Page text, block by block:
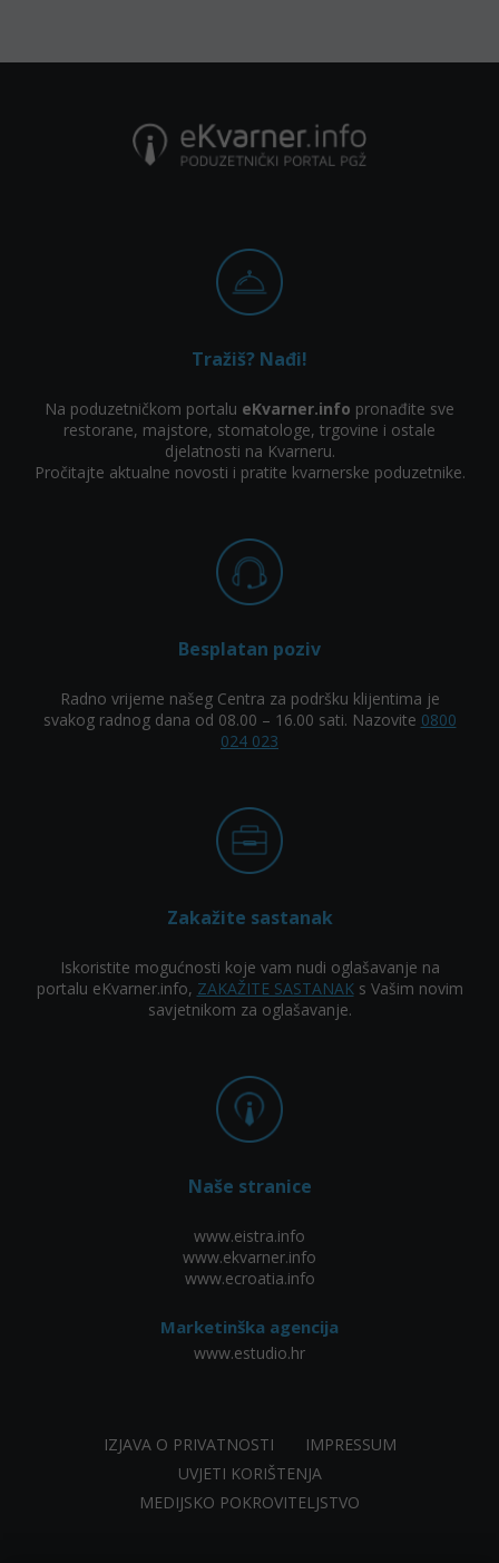
Tražiš? Nađi!
Na poduzetničkom portalu eKvarner.info pronađite sve
restorane, majstore, stomatologe, trgovine i ostale
djelatnosti na Kvarneru.
Pročitajte aktualne novosti i pratite kvarnerske poduzetnike.
Besplatan poziv
Radno vrijeme našeg Centra za podršku klijentima je
svakog radnog dana od 08.00 – 16.00 sati. Nazovite 0800
024 023
Zakažite sastanak
Iskoristite mogućnosti koje vam nudi oglašavanje na
portalu eKvarner.info, ZAKAŽITE SASTANAKs Vašim novim
savjetnikom za oglašavanje.
Naše stranice
www.eistra.info
www.ekvarner.info
www.ecroatia.info
Marketinška agencija
www.estudio.hr
IZJAVA O PRIVATNOSTI
IMPRESSUM
UVJETI KORIŠTENJA
MEDIJSKO POKROVITELJSTVO